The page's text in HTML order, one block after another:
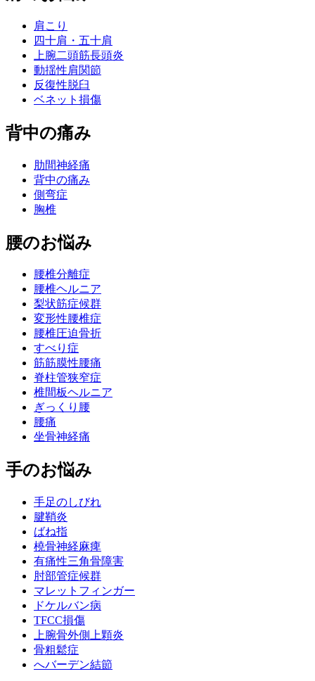
肩こり
四十肩・五十肩
上腕二頭筋長頭炎
動揺性肩関節
反復性脱臼
ベネット損傷
背中の痛み
肋間神経痛
背中の痛み
側弯症
胸椎
腰のお悩み
腰椎分離症
腰椎ヘルニア
梨状筋症候群
変形性腰椎症
腰椎圧迫骨折
すべり症
筋筋膜性腰痛
脊柱管狭窄症
椎間板ヘルニア
ぎっくり腰
腰痛
坐骨神経痛
手のお悩み
手足のしびれ
腱鞘炎
ばね指
橈骨神経麻痺
有痛性三角骨障害
肘部管症候群
マレットフィンガー
ドケルバン病
TFCC損傷
上腕骨外側上顆炎
骨粗鬆症
へバーデン結節